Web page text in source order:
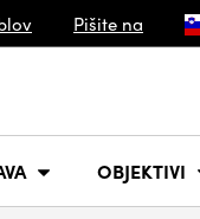
Pišite na
OBJEKTIVI